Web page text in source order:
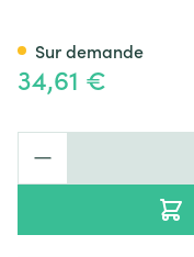
34,61 €
Sur demande